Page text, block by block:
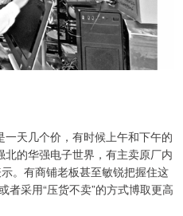
天几个价，有时候上午和下午的
的华强电子世界，有主卖原厂内
。有商铺老板甚至敏锐把握住这
者采用“压货不卖”的方式博取更高